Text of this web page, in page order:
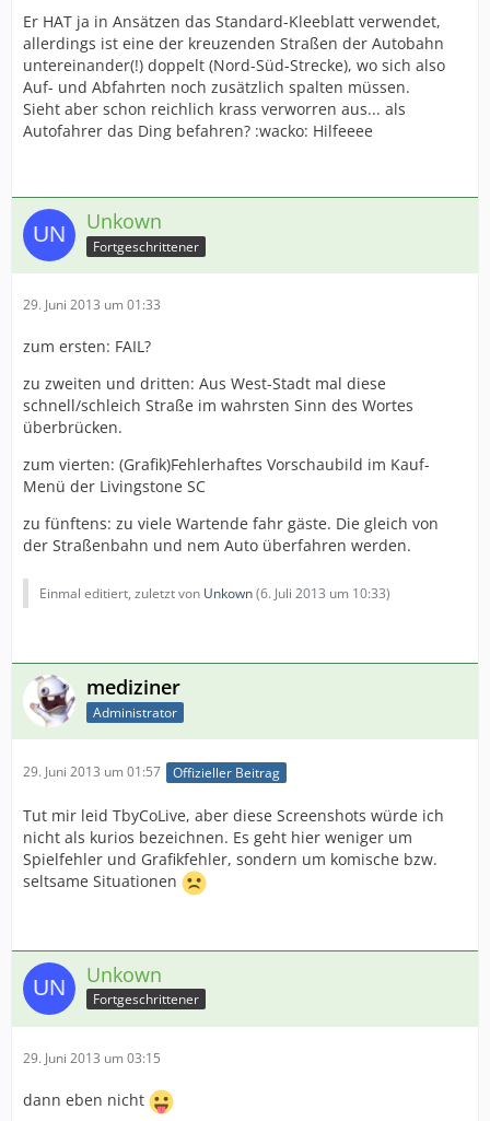
Er HAT ja in Ansätzen das Standard-Kleeblatt verwendet,
allerdings ist eine der kreuzenden Straßen der Autobahn
untereinander(!) doppelt (Nord-Süd-Strecke), wo sich also
Auf- und Abfahrten noch zusätzlich spalten müssen.
Sieht aber schon reichlich krass verworren aus... als
Autofahrer das Ding befahren? :wacko: Hilfeeee
Unkown
Fortgeschrittener
29. Juni 2013 um 01:33
zum ersten: FAIL?
zu zweiten und dritten: Aus West-Stadt mal diese
schnell/schleich Straße im wahrsten Sinn des Wortes
überbrücken.
zum vierten: (Grafik)Fehlerhaftes Vorschaubild im Kauf-
Menü der Livingstone SC
zu fünftens: zu viele Wartende fahr gäste. Die gleich von
der Straßenbahn und nem Auto überfahren werden.
Einmal editiert, zuletzt von Unkown(6. Juli 2013 um 10:33)
mediziner
Administrator
29. Juni 2013 um 01:57 Offizieller Beitrag
Tut mir leid TbyCoLive, aber diese Screenshots würde ich
nicht als kurios bezeichnen. Es geht hier weniger um
Spielfehler und Grafikfehler, sondern um komische bzw.
seltsame Situationen
Unkown
Fortgeschrittener
29. Juni 2013 um 03:15
dann eben nicht